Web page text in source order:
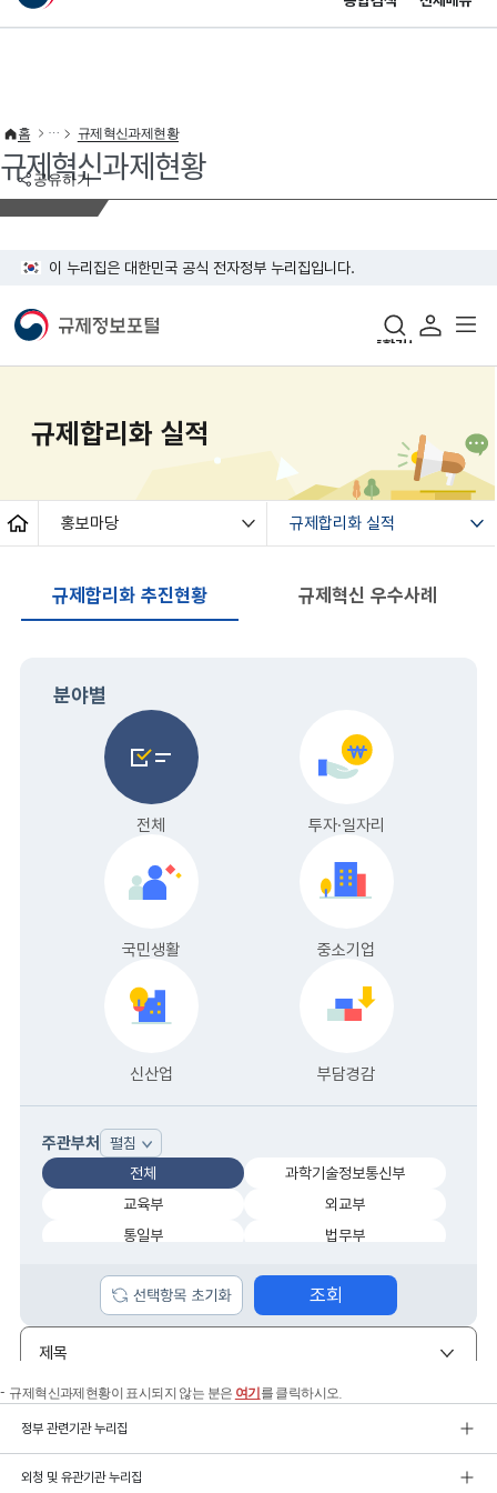
이 누리집은 대한민국 공식 전자정부 누리집입니다.
공유하기
홈 규제혁신과제현황
규제혁신과제현황
규제혁신과제현황이 표시되지 않는 분은 여기 를 클릭하시오.
정부 관련기관 누리집
외청 및 유관기관 누리집